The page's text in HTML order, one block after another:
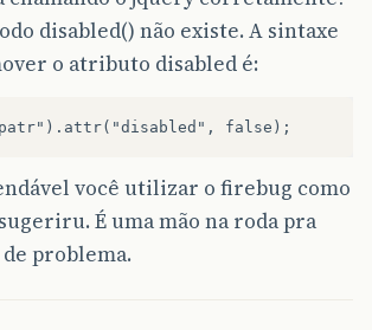
disabled() não existe. A sintaxe
o atributo disabled é:
você utilizar o firebug como
É uma mão na roda pra
problema.